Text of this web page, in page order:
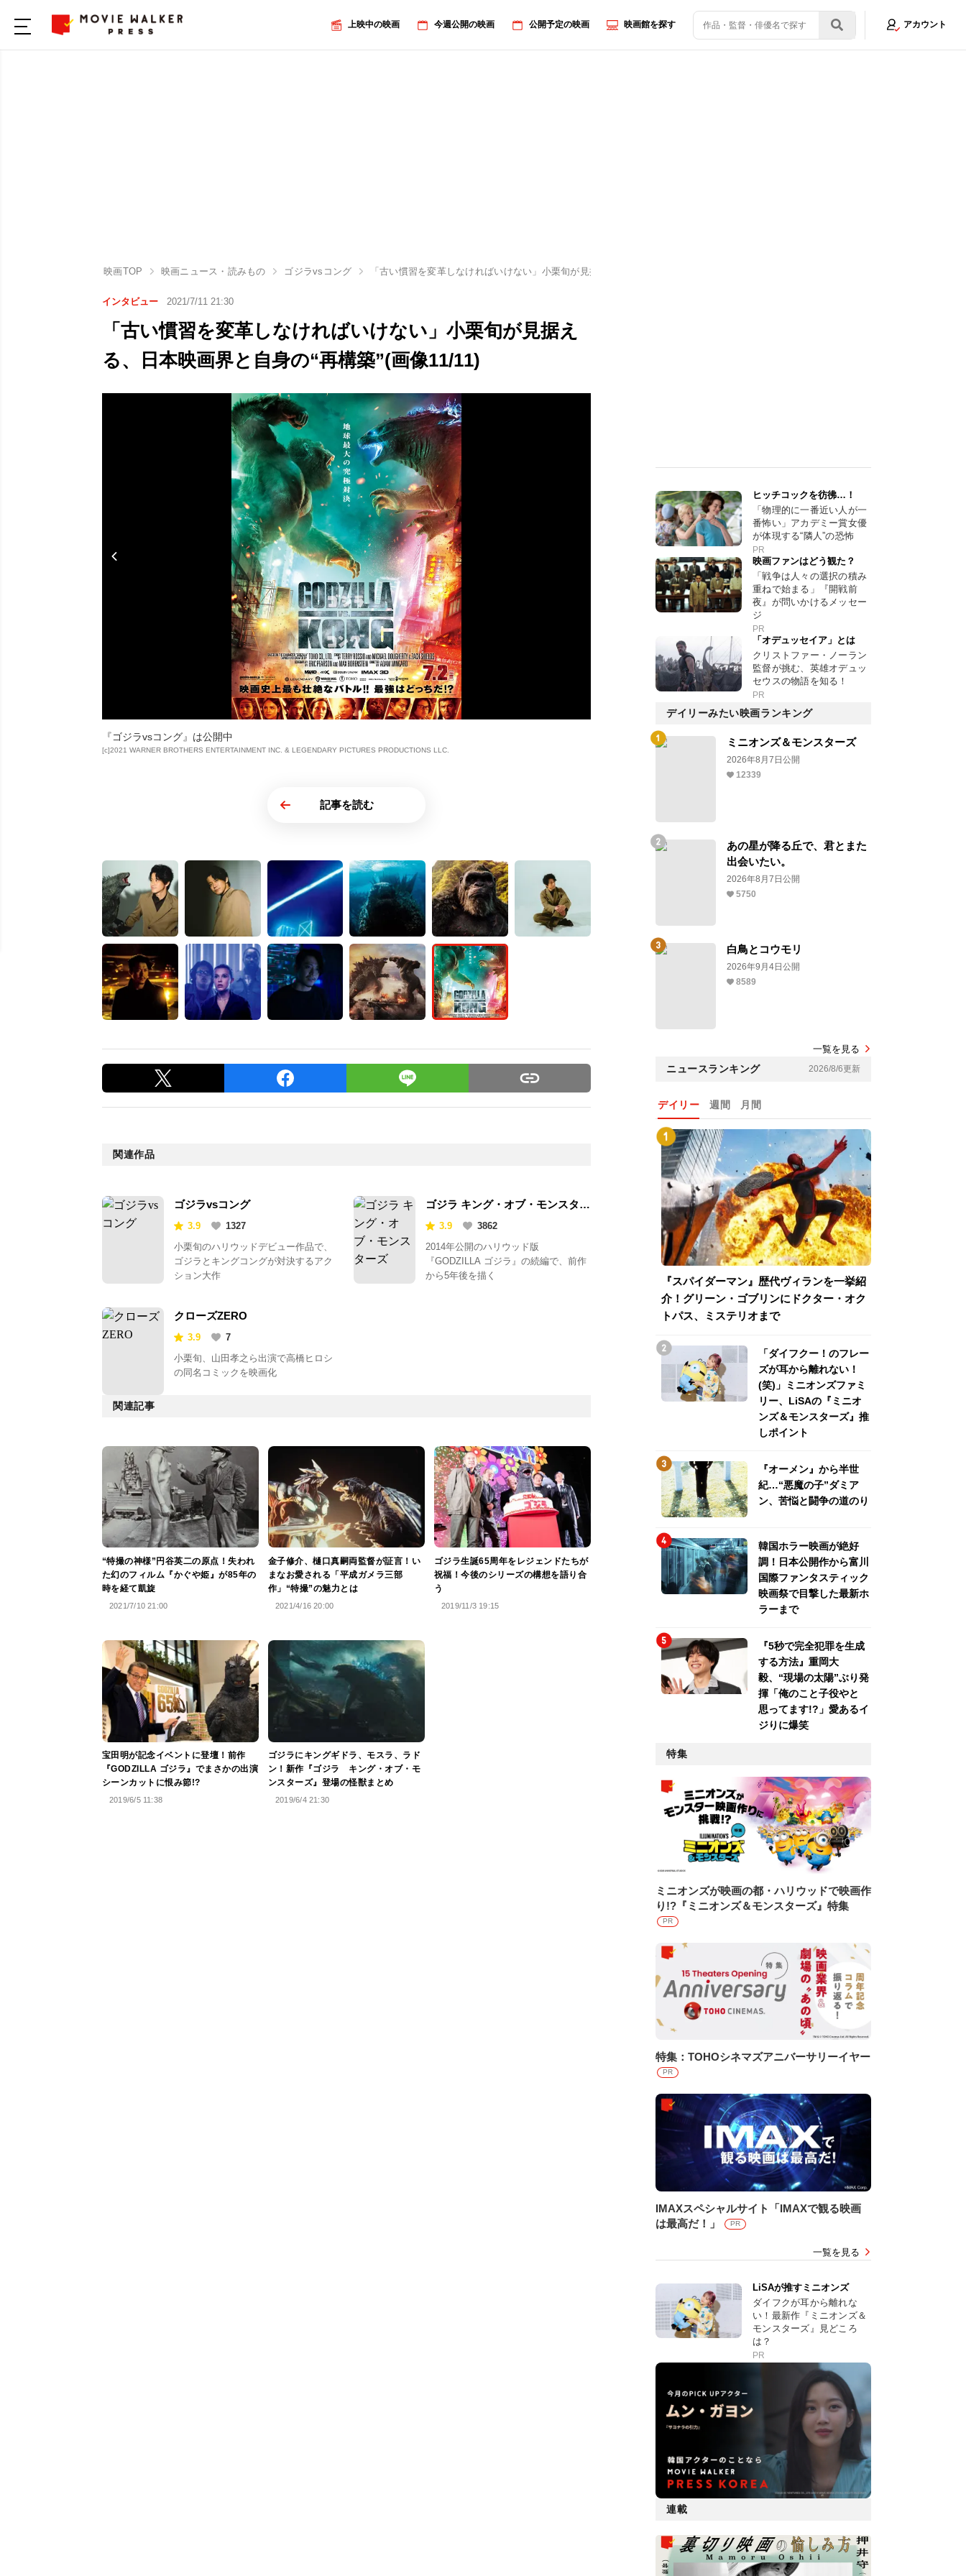
上映中の映画 今週公開の映画 公開予定の映画 映画館を探す アカウント
映画TOP 映画ニュース・読みもの ゴジラvsコング 「古い慣習を変革しなければいけない」小栗旬が見据える、日本映画界と自身の“再構築”
インタビュー 2021/7/11 21:30
「古い慣習を変革しなければいけない」小栗旬が見据え
る、日本映画界と自身の“再構築”(画像11/11)
『ゴジラvsコング』は公開中
[c]2021 WARNER BROTHERS ENTERTAINMENT INC. & LEGENDARY PICTURES PRODUCTIONS LLC.
記事を読む
関連作品
ゴジラvsコング
3.9
1327
小栗旬のハリウッドデビュー作品で、
ゴジラとキングコングが対決するアク
ション大作
ゴジラ キング・オブ・モンスター
ズ 3.9
3862
2014年公開のハリウッド版
『GODZILLA ゴジラ』の続編で、前作
から5年後を描く
クローズZERO
3.9
7
小栗旬、山田孝之ら出演で高橋ヒロシ
の同名コミックを映画化
関連記事
“特撮の神様”円谷英二の原点！失われ
た幻のフィルム『かぐや姫』が85年の
時を経て凱旋
2021/7/10 21:00
金子修介、樋口真嗣両監督が証言！い
まなお愛される「平成ガメラ三部
作」“特撮”の魅力とは
2021/4/16 20:00
ゴジラ生誕65周年をレジェンドたちが
祝福！今後のシリーズの構想を語り合
う
2019/11/3 19:15
宝田明が記念イベントに登壇！前作
『GODZILLA ゴジラ』でまさかの出演
シーンカットに恨み節!?
2019/6/5 11:38
ゴジラにキングギドラ、モスラ、ラド
ン！新作『ゴジラ キング・オブ・モ
ンスターズ』登場の怪獣まとめ
2019/6/4 21:30
ヒッチコックを彷彿…！
「物理的に一番近い人が一
番怖い」アカデミー賞女優
が体現する“隣人”の恐怖
PR
映画ファンはどう観た？
「戦争は人々の選択の積み
重ねで始まる」『開戦前
夜』が問いかけるメッセー
ジ
PR
「オデュッセイア」とは
クリストファー・ノーラン
監督が挑む、英雄オデュッ
セウスの物語を知る！
PR
デイリーみたい映画ランキング
ミニオンズ＆モンスターズ
2026年8月7日公開
12339
あの星が降る丘で、君とまた
出会いたい。
2026年8月7日公開
5750
白鳥とコウモリ
2026年9月4日公開
8589
一覧を見る
ニュースランキング 2026/8/6更新
デイリー 週間 月間
『スパイダーマン』歴代ヴィランを一挙紹
介！グリーン・ゴブリンにドクター・オク
トパス、ミステリオまで
「ダイフクー！のフレー
ズが耳から離れない！
(笑)」ミニオンズファミ
リー、LiSAの『ミニオ
ンズ＆モンスターズ』推
しポイント
『オーメン』から半世
紀…“悪魔の子”ダミア
ン、苦悩と闘争の道のり
韓国ホラー映画が絶好
調！日本公開作から富川
国際ファンタスティック
映画祭で目撃した最新ホ
ラーまで
『5秒で完全犯罪を生成
する方法』重岡大
毅、“現場の太陽”ぶり発
揮「俺のこと子役やと
思ってます!?」愛あるイ
ジりに爆笑
特集
ミニオンズが映画の都・ハリウッドで映画作
り!?『ミニオンズ＆モンスターズ』特集
PR
特集：TOHOシネマズアニバーサリーイヤー
PR
IMAXスペシャルサイト「IMAXで観る映画
は最高だ！」
PR
一覧を見る
LiSAが推すミニオンズ
ダイフクが耳から離れな
い！最新作『ミニオンズ＆
モンスターズ』見どころ
は？
PR
連載